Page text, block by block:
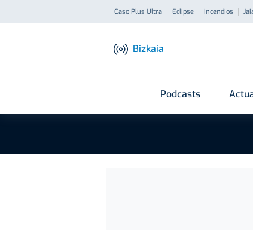
Caso Plus Ultra Eclipse Incendios
Bizkaia
Podcasts